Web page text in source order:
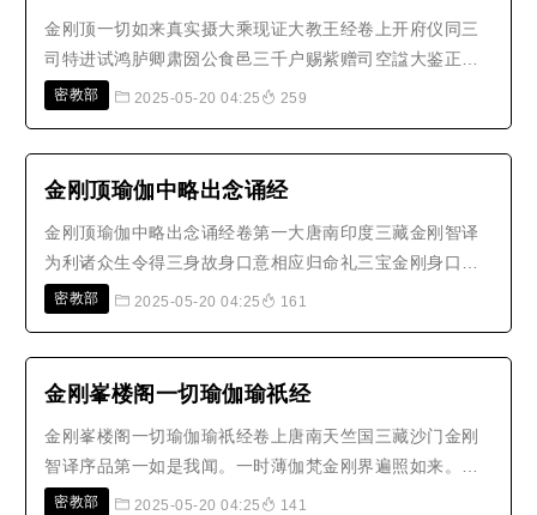
金刚顶一切如来真实摄大乘现证大教王经卷上开府仪同三
司特进试鸿胪卿肃圀公食邑三千户赐紫赠司空諡大鉴正号
大广智大兴善寺三藏沙门不空奉 诏译金刚界大曼荼罗广大
来一切智智瑜伽自在，能作一切..
密教部 2025-05-20 04:25 259
金刚顶瑜伽中略出念诵经
金刚顶瑜伽中略出念诵经卷第一大唐南印度三藏金刚智译
为利诸众生令得三身故身口意相应归命礼三宝金刚身口意
遍满三界者能为自在主演说金刚界我尽稽首礼雄勐阿閦鞞
从瑜伽生者秘毗首羯磨至心我尽礼..
密教部 2025-05-20 04:25 161
金刚峯楼阁一切瑜伽瑜祇经
金刚峯楼阁一切瑜伽瑜祇经卷上唐南天竺国三藏沙门金刚
智译序品第一如是我闻。一时薄伽梵金刚界遍照如来。以
五智所成四种法身。于本有金刚界自在大三昧耶自觉本初
密教部 2025-05-20 04:25 141